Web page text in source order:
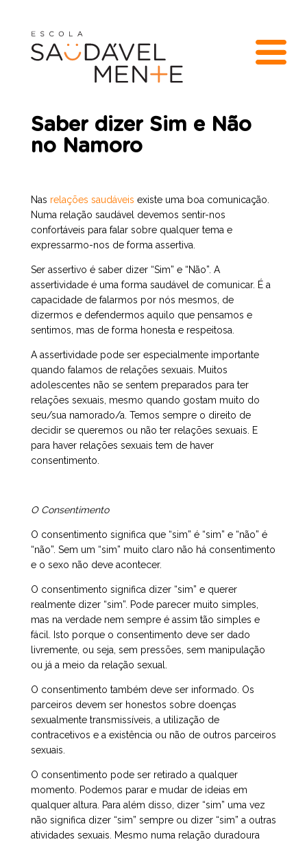
Saber dizer Sim e Não
no Namoro
Nas relações saudáveis existe uma boa comunicação.
Numa relação saudável devemos sentir-nos
confortáveis para falar sobre qualquer tema e
expressarmo-nos de forma assertiva.
Ser assertivo é saber dizer “Sim” e “Não”. A
assertividade é uma forma saudável de comunicar. É a
capacidade de falarmos por nós mesmos, de
dizermos e defendermos aquilo que pensamos e
sentimos, mas de forma honesta e respeitosa.
A assertividade pode ser especialmente importante
quando falamos de relações sexuais. Muitos
adolescentes não se sentem preparados para ter
relações sexuais, mesmo quando gostam muito do
seu/sua namorado/a. Temos sempre o direito de
decidir se queremos ou não ter relações sexuais. E
para haver relações sexuais tem de haver
consentimento.
O Consentimento
O consentimento significa que “sim” é “sim” e “não” é
“não”. Sem um “sim” muito claro não há consentimento
e o sexo não deve acontecer.
O consentimento significa dizer “sim” e querer
realmente dizer “sim”. Pode parecer muito simples,
mas na verdade nem sempre é assim tão simples e
fácil. Isto porque o consentimento deve ser dado
livremente, ou seja, sem pressões, sem manipulação
ou já a meio da relação sexual.
O consentimento também deve ser informado. Os
parceiros devem ser honestos sobre doenças
sexualmente transmissíveis, a utilização de
contracetivos e a existência ou não de outros parceiros
sexuais.
O consentimento pode ser retirado a qualquer
momento. Podemos parar e mudar de ideias em
qualquer altura. Para além disso, dizer “sim” uma vez
não significa dizer “sim” sempre ou dizer “sim” a outras
atividades sexuais. Mesmo numa relação duradoura